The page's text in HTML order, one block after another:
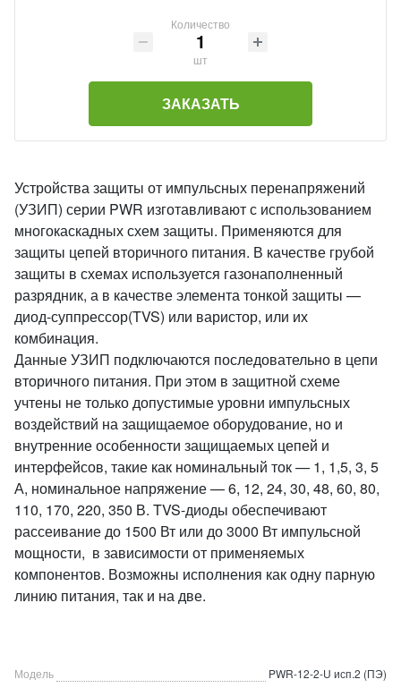
Количество
шт
ЗАКАЗАТЬ
Устройства защиты от импульсных перенапряжений
(УЗИП) серии PWR изготавливают с использованием
многокаскадных схем защиты. Применяются для
защиты цепей вторичного питания. В качестве грубой
защиты в схемах используется газонаполненный
разрядник, а в качестве элемента тонкой защиты —
диод-суппрессор(TVS) или варистор, или их
комбинация.
Данные УЗИП подключаются последовательно в цепи
вторичного питания. При этом в защитной схеме
учтены не только допустимые уровни импульсных
воздействий на защищаемое оборудование, но и
внутренние особенности защищаемых цепей и
интерфейсов, такие как номинальный ток — 1, 1,5, 3, 5
А, номинальное напряжение — 6, 12, 24, 30, 48, 60, 80,
110, 170, 220, 350 В. TVS-диоды обеспечивают
рассеивание до 1500 Вт или до 3000 Вт импульсной
мощности, в зависимости от применяемых
компонентов. Возможны исполнения как одну парную
линию питания, так и на две.
Модель
PWR-12-2-U исп.2 (ПЭ)